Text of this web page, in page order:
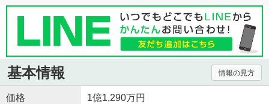
基本情報 情報の見方
価格 1億1,290万円